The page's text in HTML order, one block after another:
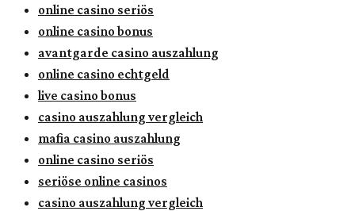
online casino seriös
online casino bonus
avantgarde casino auszahlung
online casino echtgeld
live casino bonus
casino auszahlung vergleich
mafia casino auszahlung
online casino seriös
seriöse online casinos
casino auszahlung vergleich